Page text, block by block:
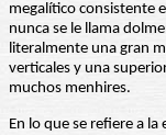
megalítico consistente
nunca se le llama
literalmente una gran
verticales y una
muchos menhires.
En lo que se refiere a